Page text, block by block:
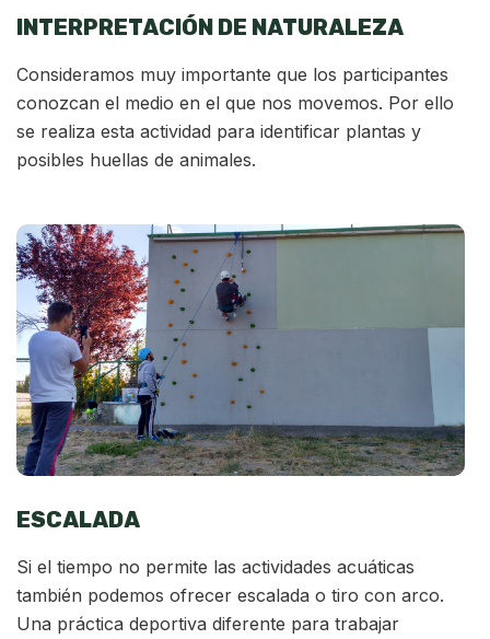
INTERPRETACIÓN DE NATURALEZA
Consideramos muy importante que los participantes
conozcan el medio en el que nos movemos. Por ello
se realiza esta actividad para identificar plantas y
posibles huellas de animales.
ESCALADA
Si el tiempo no permite las actividades acuáticas
también podemos ofrecer escalada o tiro con arco.
Una práctica deportiva diferente para trabajar